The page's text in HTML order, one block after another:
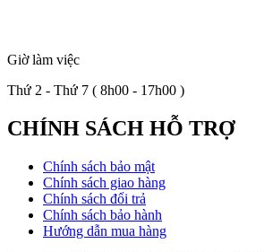
Giờ làm việc
Thứ 2 - Thứ 7 ( 8h00 - 17h00 )
CHÍNH SÁCH HỖ TRỢ
Chính sách bảo mật
Chính sách giao hàng
Chính sách đổi trả
Chính sách bảo hành
Hướng dẫn mua hàng